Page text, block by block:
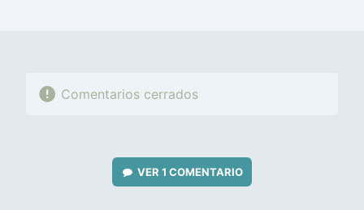
Comentarios cerrados
VER 1 COMENTARIO